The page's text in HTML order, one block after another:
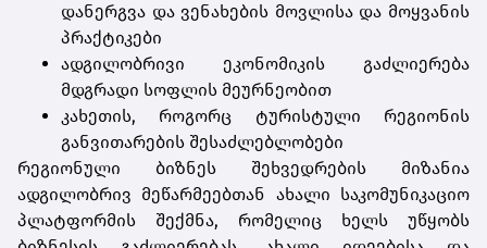
დანერგვა და ვენახების მოვლისა და მოყვანის
პრაქტიკები
ადგილობრივი ეკონომიკის გაძლიერება
მდგრადი სოფლის მეურნეობით
კახეთის, როგორც ტურისტული რეგიონის
განვითარების შესაძლებლობები
რეგიონული ბიზნეს შეხვედრების მიზანია
ადგილობრივ მეწარმეებთან ახალი საკომუნიკაციო
პლატფორმის შექმნა, რომელიც ხელს უწყობს